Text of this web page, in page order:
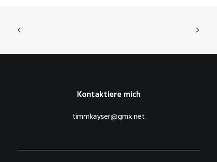
Kontaktiere mich
timmkayser@gmx.net